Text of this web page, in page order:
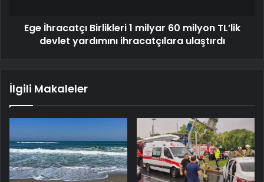
Ege İhracatçı Birlikleri 1 milyar 60 milyon TL’lik
devlet yardımını ihracatçılara ulaştırdı
İlgili Makaleler